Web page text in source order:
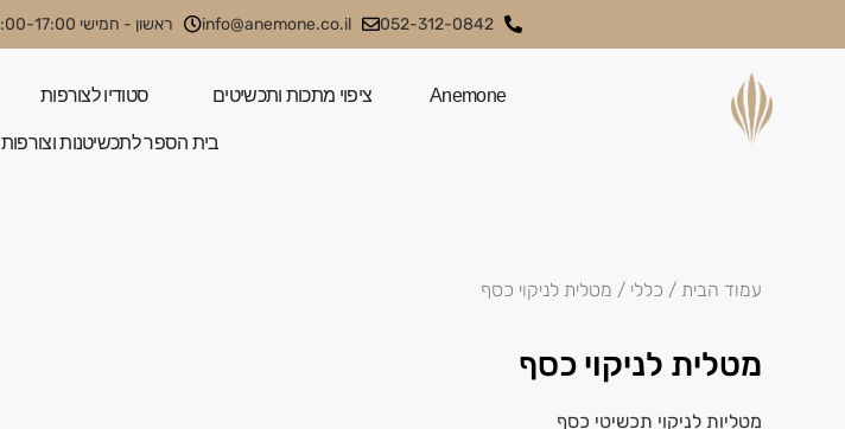
052-312-0842
info@anemone.co.il ראשון - חמישי 08:00-17:00
Anemone ציפוי מתכות ותכשיטים סטודיו לצורפות
בית הספר לתכשיטנות וצורפות
עמוד הבית / כללי / מטלית לניקוי כסף
מטלית לניקוי כסף
מטליות לניקוי תכשיטי כסף